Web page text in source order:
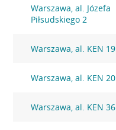
Warszawa, al. Józefa
Piłsudskiego 2
Warszawa, al. KEN 19
Warszawa, al. KEN 20
Warszawa, al. KEN 36